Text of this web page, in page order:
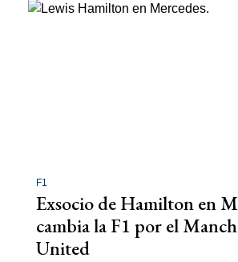
F1
Exsocio de Hamilton en
cambia la F1 por el
United